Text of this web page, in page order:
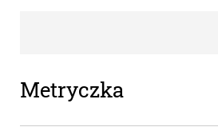
Metryczka
Metryczka